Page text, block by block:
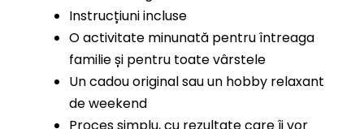
Instrucțiuni incluse
O activitate minunată pentru întreaga
familie și pentru toate vârstele
Un cadou original sau un hobby relaxant
de weekend